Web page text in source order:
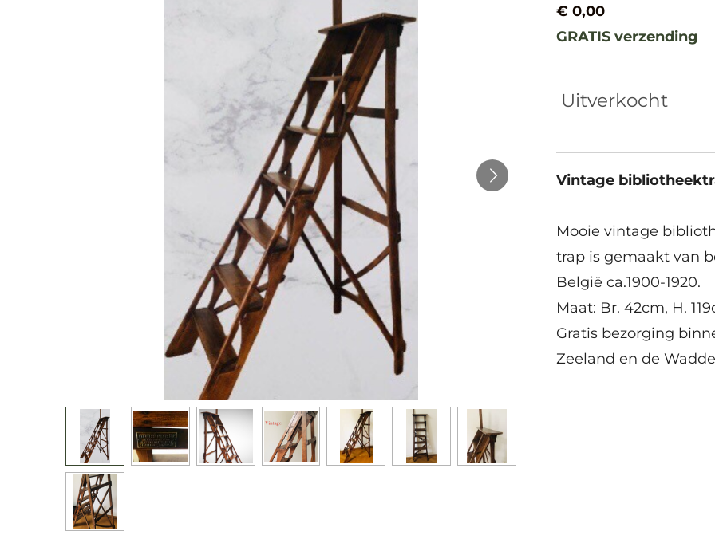
€ 0,00
GRATIS verzending
Uitverkocht
Vintage
Mooie vintage
trap is gemaakt van
België ca.1900-1920.
Maat: Br. 42cm, H.
Gratis bezorging
Zeeland en de